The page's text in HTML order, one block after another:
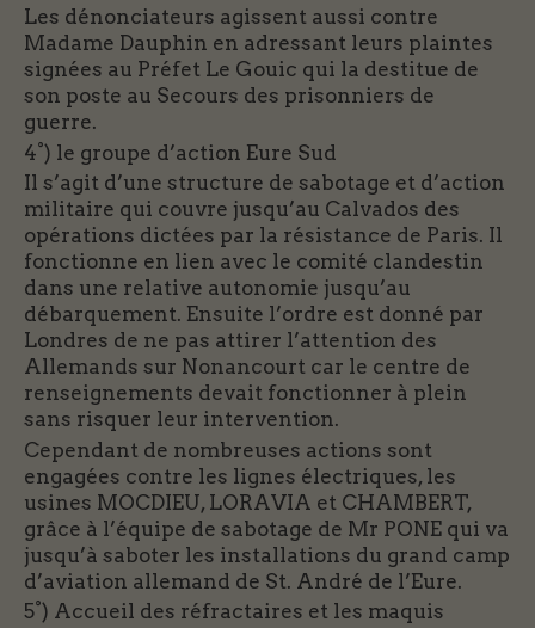
Les dénonciateurs agissent aussi contre
Madame Dauphin en adressant leurs plaintes
signées au Préfet Le Gouic qui la destitue de
son poste au Secours des prisonniers de
guerre.
4°) le groupe d’action Eure Sud
Il s’agit d’une structure de sabotage et d’action
militaire qui couvre jusqu’au Calvados des
opérations dictées par la résistance de Paris. Il
fonctionne en lien avec le comité clandestin
dans une relative autonomie jusqu’au
débarquement. Ensuite l’ordre est donné par
Londres de ne pas attirer l’attention des
Allemands sur Nonancourt car le centre de
renseignements devait fonctionner à plein
sans risquer leur intervention.
Cependant de nombreuses actions sont
engagées contre les lignes électriques, les
usines MOCDIEU, LORAVIA et CHAMBERT,
grâce à l’équipe de sabotage de Mr PONE qui va
jusqu’à saboter les installations du grand camp
d’aviation allemand de St. André de l’Eure.
5°) Accueil des réfractaires et les maquis